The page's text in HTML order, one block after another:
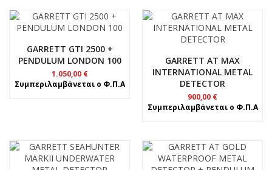
GARRETT GTI 2500 +
PENDULUM LONDON 100
1.050,00 €
Συμπεριλαμβάνεται ο Φ.Π.Α
GARRETT AT MAX
INTERNATIONAL METAL
DETECTOR
900,00 €
Συμπεριλαμβάνεται ο Φ.Π.Α